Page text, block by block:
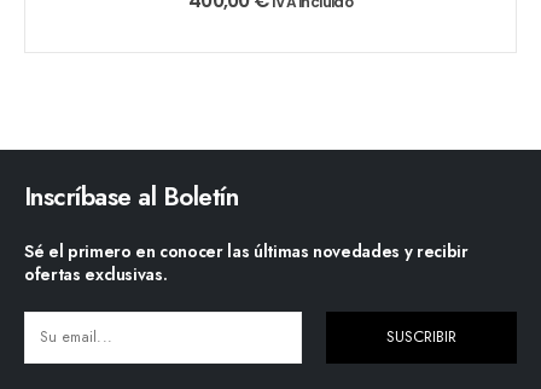
Inscríbase al Boletín
Sé el primero en conocer las últimas novedades y recibir
ofertas exclusivas.
SUSCRIBIR